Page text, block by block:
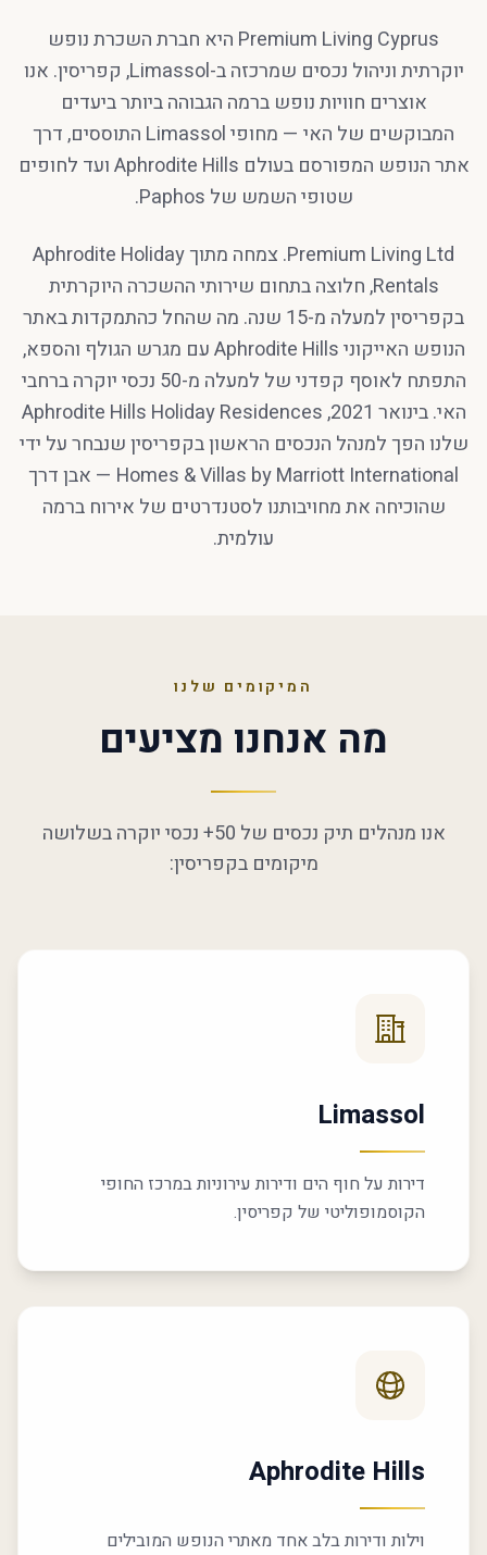
Premium Living Cyprus היא חברת השכרת נופש
יוקרתית וניהול נכסים שמרכזה ב-Limassol, קפריסין. אנו
אוצרים חוויות נופש ברמה הגבוהה ביותר ביעדים
המבוקשים של האי — מחופי Limassol התוססים, דרך
אתר הנופש המפורסם בעולם Aphrodite Hills ועד לחופים
שטופי השמש של Paphos.
Premium Living Ltd. צמחה מתוך Aphrodite Holiday
Rentals, חלוצה בתחום שירותי ההשכרה היוקרתית
בקפריסין למעלה מ-15 שנה. מה שהחל כהתמקדות באתר
הנופש האייקוני Aphrodite Hills עם מגרש הגולף והספא,
התפתח לאוסף קפדני של למעלה מ-50 נכסי יוקרה ברחבי
האי. בינואר 2021, Aphrodite Hills Holiday Residences
שלנו הפך למנהל הנכסים הראשון בקפריסין שנבחר על ידי
Homes & Villas by Marriott International — אבן דרך
שהוכיחה את מחויבותנו לסטנדרטים של אירוח ברמה
עולמית.
המיקומים שלנו
מה אנחנו מציעים
אנו מנהלים תיק נכסים של 50+ נכסי יוקרה בשלושה
מיקומים בקפריסין:
Limassol
דירות על חוף הים ודירות עירוניות במרכז החופי
הקוסמופוליטי של קפריסין.
Aphrodite Hills
וילות ודירות בלב אחד מאתרי הנופש המובילים